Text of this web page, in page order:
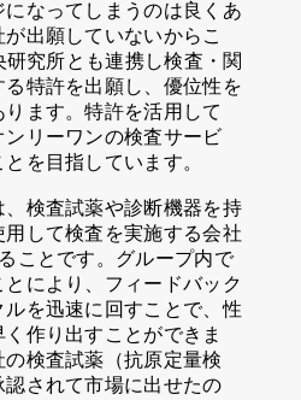
なってしまうのは良くあ
出願していないからこ
究所とも連携し検査・関
特許を出願し、優位性を
ます。特許を活用して
ンリーワンの検査サービ
を目指しています。
、検査試薬や診断機器を持
して検査を実施する会社
ことです。グループ内で
により、フィードバック
を迅速に回すことで、性
作り出すことができま
検査試薬（抗原定量検
されて市場に出せたの